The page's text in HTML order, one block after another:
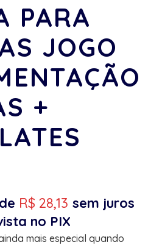
PARA
JOGO
+
R$ 28,13 sem juros
no PIX
mais especial quando